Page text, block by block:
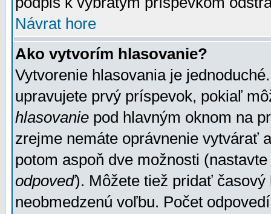
Návrat hore
Ako vytvorím hlasovanie?
Vytvorenie hlasovania je
upravujete prvý príspevok, pokiaľ
hlasovanie pod hlavným oknom na
zrejme nemáte oprávnenie vytvárať
potom aspoň dve možnosti
odpoveď). Môžete tiež pridať
neobmedzenú voľbu. Počet